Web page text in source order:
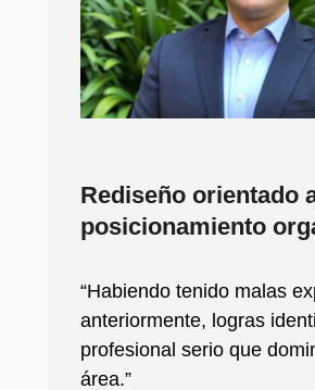
Rediseño orientado
posicionamiento
“Habiendo tenido malas
anteriormente, logras
profesional serio que
área.”